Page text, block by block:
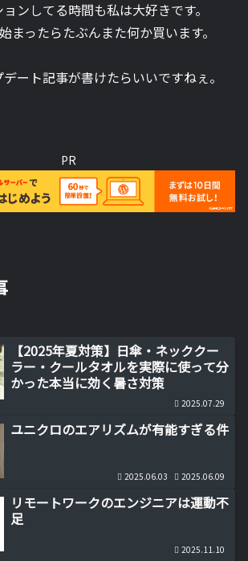
ンしてる時間も私は大好きです。
まったらたぶんまた何か買います。
ート記事が書けたらいいですねぇ。
PR
【2025年夏対策】日傘・ネッククー
ラー・クールタオルを実際に使って分
かった本当に効く暑さ対策
2025.07.29
ユニクロのエアリズムが有能すぎる件
2025.06.03 2025.06.09
リモートワークのエンジニアは運動不
足
2025.11.10